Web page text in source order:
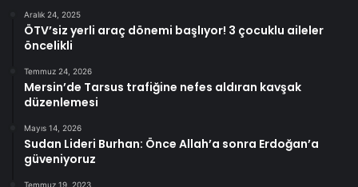
Aralık 24, 2025
ÖTV’siz yerli araç dönemi başlıyor! 3 çocuklu aileler
öncelikli
Temmuz 24, 2026
Mersin’de Tarsus trafiğine nefes aldıran kavşak
düzenlemesi
Mayıs 14, 2026
Sudan Lideri Burhan: Önce Allah’a sonra Erdoğan’a
güveniyoruz
Temmuz 19, 2023